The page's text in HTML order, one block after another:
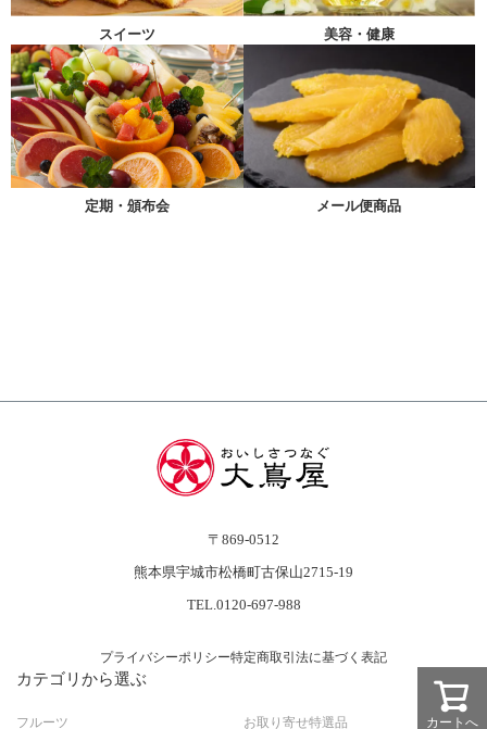
カートへ
スイーツ 美容・健康
定期・頒布会 メール便商品
〒869-0512
熊本県宇城市松橋町古保山2715-19
TEL.0120-697-988
プライバシーポリシー特定商取引法に基づく表記
カテゴリから選ぶ
フルーツ お取り寄せ特選品